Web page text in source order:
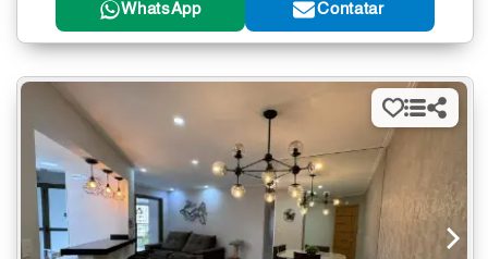
WhatsApp Contatar